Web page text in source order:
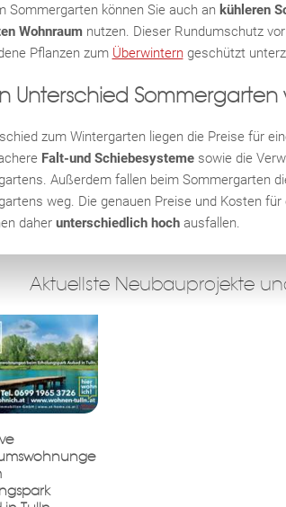
Sommergarten können Sie auch an kühleren
Wohnraumnutzen. Dieser Rundumschutz
Pflanzen zum Überwinterngeschützt
Unterschied Sommergarten
zum Wintergarten liegen die Preise für
Falt-und Schiebesystemesowie die
Außerdem fallen beim Sommergarten
weg. Die genauen Preise und Kosten
daher unterschiedlich hochausfallen.
Aktuellste Neubauprojekte